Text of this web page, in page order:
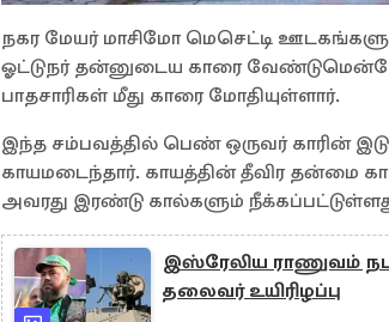
நகர மேயர் மாசிமோ மெசெட்டி
ஓட்டுநர் தன்னுடைய காரை
பாதசாரிகள் மீது காரை மோதியுள்ளார்.
இந்த சம்பவத்தில் பெண் ஒருவர் காரின்
காயமடைந்தார். காயத்தின் தீவிர தன்மை
அவரது இரண்டு கால்களும்
இஸ்ரேலிய ராணுவம்
தலைவர் உயிரிழப்பு